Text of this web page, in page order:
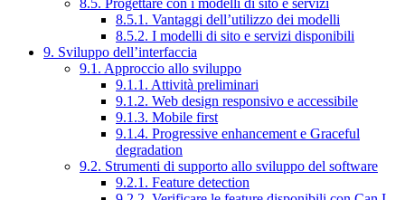
8.5. Progettare con i modelli di sito e servizi
8.5.1. Vantaggi dell’utilizzo dei modelli
8.5.2. I modelli di sito e servizi disponibili
9. Sviluppo dell’interfaccia
9.1. Approccio allo sviluppo
9.1.1. Attività preliminari
9.1.2. Web design responsivo e accessibile
9.1.3. Mobile first
9.1.4. Progressive enhancement e Graceful
degradation
9.2. Strumenti di supporto allo sviluppo del software
9.2.1. Feature detection